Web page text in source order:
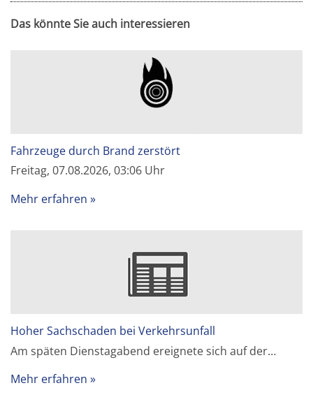
Das könnte Sie auch interessieren
Fahrzeuge durch Brand zerstört
Freitag, 07.08.2026, 03:06 Uhr
Mehr erfahren
Hoher Sachschaden bei Verkehrsunfall
Am späten Dienstagabend ereignete sich auf der…
Mehr erfahren